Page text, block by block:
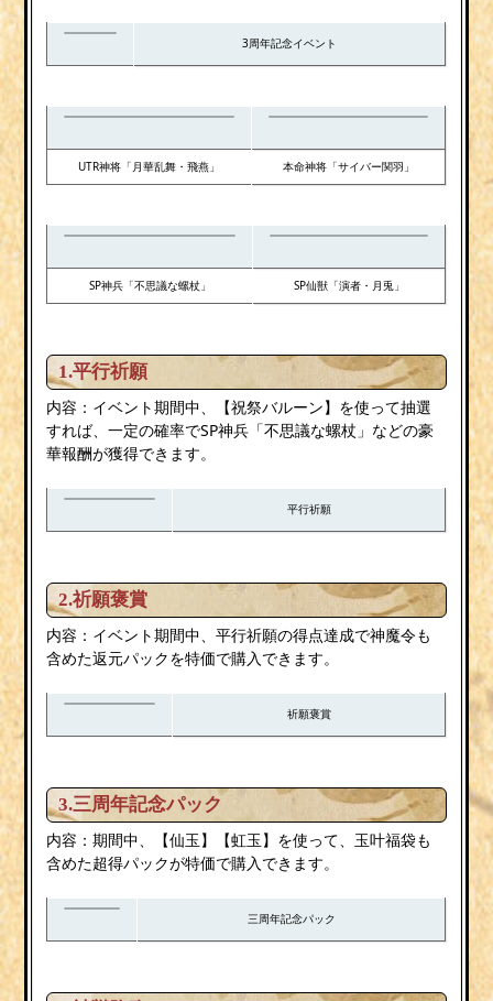
3周年記念イベント
UTR神将「月華乱舞・飛燕」 本命神将「サイバー関羽」
SP神兵「不思議な螺杖」 SP仙獣「演者・月兎」
1.平行祈願
内容：イベント期間中、【祝祭バルーン】を使って抽選
すれば、一定の確率でSP神兵「不思議な螺杖」などの豪
華報酬が獲得できます。
平行祈願
2.祈願褒賞
内容：イベント期間中、平行祈願の得点達成で神魔令も
含めた返元パックを特価で購入できます。
祈願褒賞
3.三周年記念パック
内容：期間中、【仙玉】【虹玉】を使って、玉叶福袋も
含めた超得パックが特価で購入できます。
三周年記念パック